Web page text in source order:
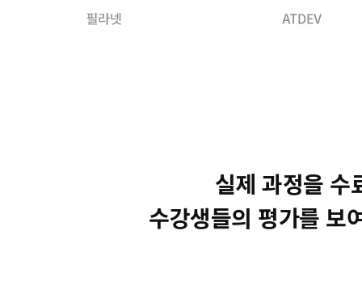
실제 과정을 수
수강생들의 평가를 보